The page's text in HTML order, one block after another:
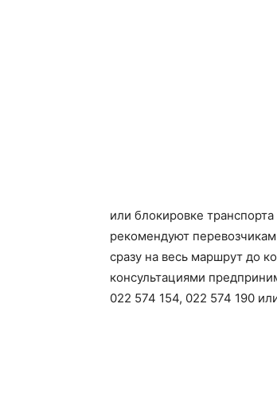
или блокировке
рекомендуют
сразу на весь маршрут до
консультациями
022 574 154, 022 574 190